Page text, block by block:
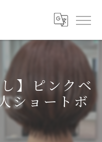
】ピンクベ
ショートボ